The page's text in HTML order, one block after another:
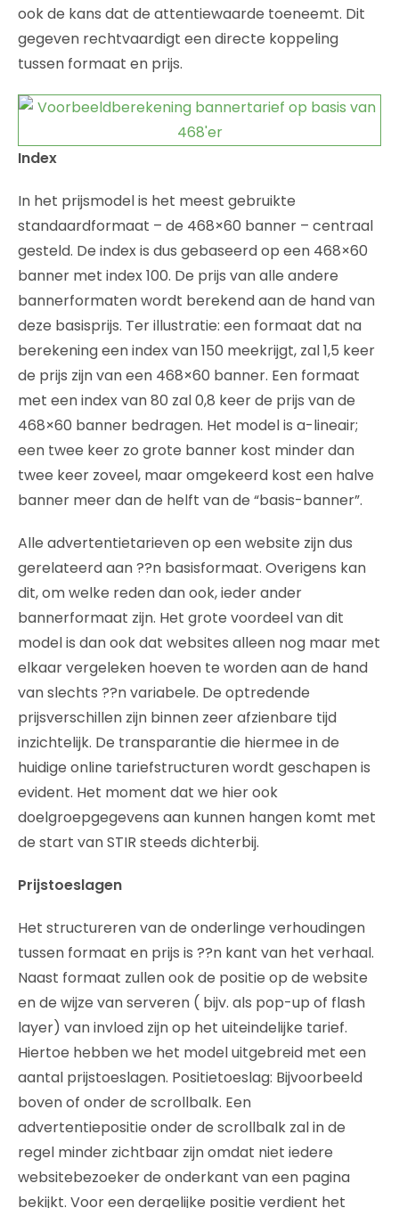
ook de kans dat de attentiewaarde toeneemt. Dit
gegeven rechtvaardigt een directe koppeling
tussen formaat en prijs.
Index
In het prijsmodel is het meest gebruikte
standaardformaat – de 468×60 banner – centraal
gesteld. De index is dus gebaseerd op een 468×60
banner met index 100. De prijs van alle andere
bannerformaten wordt berekend aan de hand van
deze basisprijs. Ter illustratie: een formaat dat na
berekening een index van 150 meekrijgt, zal 1,5 keer
de prijs zijn van een 468×60 banner. Een formaat
met een index van 80 zal 0,8 keer de prijs van de
468×60 banner bedragen. Het model is a-lineair;
een twee keer zo grote banner kost minder dan
twee keer zoveel, maar omgekeerd kost een halve
banner meer dan de helft van de “basis-banner”.
Alle advertentietarieven op een website zijn dus
gerelateerd aan ??n basisformaat. Overigens kan
dit, om welke reden dan ook, ieder ander
bannerformaat zijn. Het grote voordeel van dit
model is dan ook dat websites alleen nog maar met
elkaar vergeleken hoeven te worden aan de hand
van slechts ??n variabele. De optredende
prijsverschillen zijn binnen zeer afzienbare tijd
inzichtelijk. De transparantie die hiermee in de
huidige online tariefstructuren wordt geschapen is
evident. Het moment dat we hier ook
doelgroepgegevens aan kunnen hangen komt met
de start van STIR steeds dichterbij.
Prijstoeslagen
Het structureren van de onderlinge verhoudingen
tussen formaat en prijs is ??n kant van het verhaal.
Naast formaat zullen ook de positie op de website
en de wijze van serveren ( bijv. als pop-up of flash
layer) van invloed zijn op het uiteindelijke tarief.
Hiertoe hebben we het model uitgebreid met een
aantal prijstoeslagen. Positietoeslag: Bijvoorbeeld
boven of onder de scrollbalk. Een
advertentiepositie onder de scrollbalk zal in de
regel minder zichtbaar zijn omdat niet iedere
websitebezoeker de onderkant van een pagina
bekijkt. Voor een dergelijke positie verdient het